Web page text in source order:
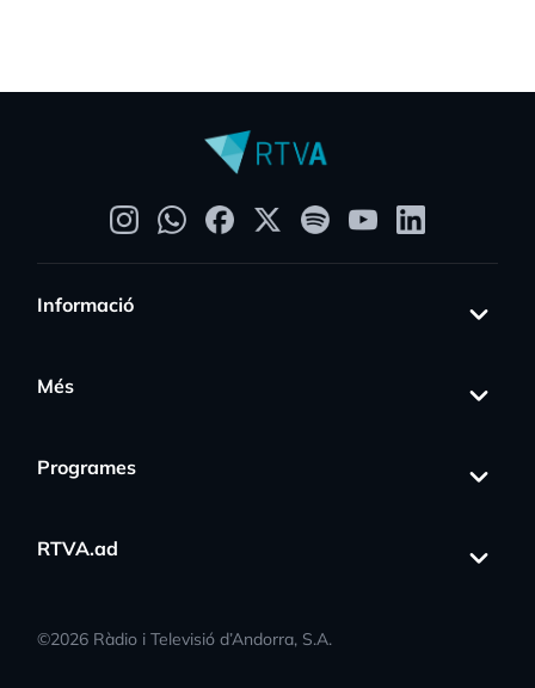
Informació
Més
Programes
RTVA.ad
©2026 Ràdio i Televisió d’Andorra, S.A.